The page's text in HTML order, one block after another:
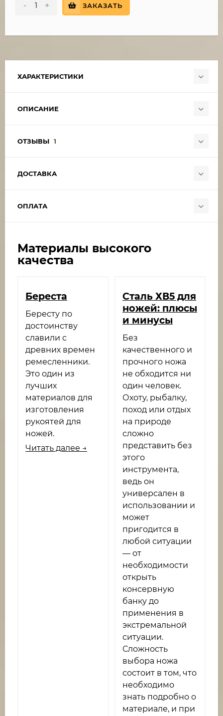
- + ЗАКАЗАТЬ
ХАРАКТЕРИСТИКИ
ОПИСАНИЕ
ОТЗЫВЫ 1
ДОСТАВКА
ОПЛАТА
Материалы высокого
качества
Береста
Бересту по
достоинству
славили с
древних времен
ремесленники.
Это один из
лучших
материалов для
изготовления
рукоятей для
ножей.
Читать далее →
​Cталь ХВ5 для
ножей: плюсы
и минусы
Без
качественного и
прочного ножа
не обходится ни
один человек.
Охоту, рыбалку,
поход или отдых
на природе
сложно
представить без
этого
инструмента,
ведь он
универсален в
использовании и
может
пригодится в
любой ситуации
— от
необходимости
открыть
консервную
банку до
применения в
экстремальной
ситуации.
Сложность
выбора ножа
состоит в том, что
необходимо
знать подробно о
материале, и при